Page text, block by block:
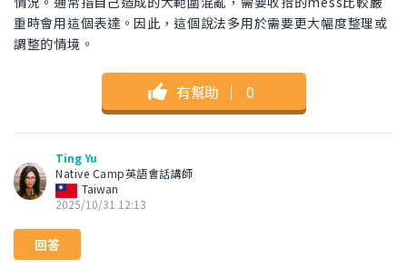
重時會用這個表達。因此，這個說法多用於需要更大幅度整理或
調整的情境。
有幫助 ｜ 0
Ting Yu
Native Camp英語會話講師
Taiwan
2025/10/31 12:13
回答